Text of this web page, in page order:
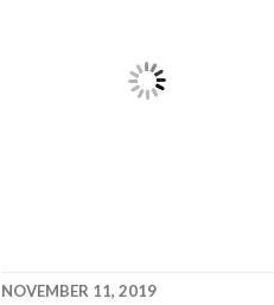
NOVEMBER 11, 2019